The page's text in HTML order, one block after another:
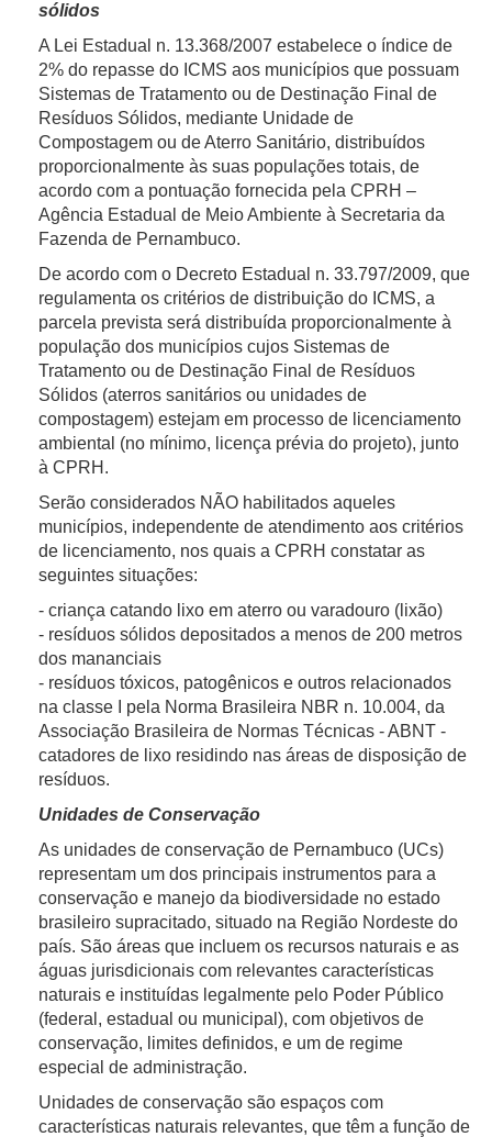
sólidos
A Lei Estadual n. 13.368/2007 estabelece o índice de
2% do repasse do ICMS aos municípios que possuam
Sistemas de Tratamento ou de Destinação Final de
Resíduos Sólidos, mediante Unidade de
Compostagem ou de Aterro Sanitário, distribuídos
proporcionalmente às suas populações totais, de
acordo com a pontuação fornecida pela CPRH –
Agência Estadual de Meio Ambiente à Secretaria da
Fazenda de Pernambuco.
De acordo com o Decreto Estadual n. 33.797/2009, que
regulamenta os critérios de distribuição do ICMS, a
parcela prevista será distribuída proporcionalmente à
população dos municípios cujos Sistemas de
Tratamento ou de Destinação Final de Resíduos
Sólidos (aterros sanitários ou unidades de
compostagem) estejam em processo de licenciamento
ambiental (no mínimo, licença prévia do projeto), junto
à CPRH.
Serão considerados NÃO habilitados aqueles
municípios, independente de atendimento aos critérios
de licenciamento, nos quais a CPRH constatar as
seguintes situações:
- criança catando lixo em aterro ou varadouro (lixão)
- resíduos sólidos depositados a menos de 200 metros
dos mananciais
- resíduos tóxicos, patogênicos e outros relacionados
na classe I pela Norma Brasileira NBR n. 10.004, da
Associação Brasileira de Normas Técnicas - ABNT -
catadores de lixo residindo nas áreas de disposição de
resíduos.
Unidades de Conservação
As unidades de conservação de Pernambuco (UCs)
representam um dos principais instrumentos para a
conservação e manejo da biodiversidade no estado
brasileiro supracitado, situado na Região Nordeste do
país. São áreas que incluem os recursos naturais e as
águas jurisdicionais com relevantes características
naturais e instituídas legalmente pelo Poder Público
(federal, estadual ou municipal), com objetivos de
conservação, limites definidos, e um de regime
especial de administração.
Unidades de conservação são espaços com
características naturais relevantes, que têm a função de